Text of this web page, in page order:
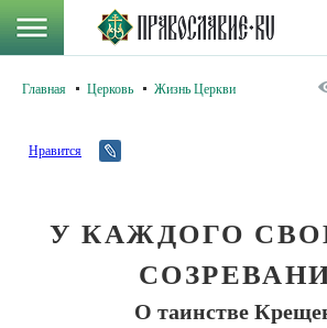
Главная Церковь Жизнь Церкви
Нравится
У КАЖДОГО
О таинстве